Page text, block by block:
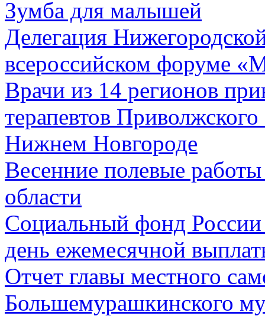
Зумба для малышей
Делегация
всероссийском форуме
Врачи из 14 регионов
терапевтов
Нижнем Новгороде
Весенние полевые
области
Социальный фонд России
день ежемесячной
Отчет главы местного
Большемурашкинского